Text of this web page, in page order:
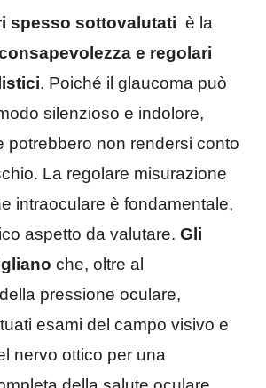
spesso sottovalutati è la
e regolari
. Poiché il glaucoma può
silenzioso e indolore,
potrebbero non rendersi conto
La regolare misurazione
intraoculare è fondamentale,
aspetto da valutare. Gli
che, oltre al
pressione oculare,
esami del campo visivo e
nervo ottico per una